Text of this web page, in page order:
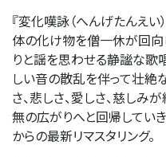
『変化嘆詠（へんげたんえい
体の化け物を僧一休が回向
りと謡を思わせる静謐な歌
しい音の散乱を伴って壮絶
さ、悲しさ、愛しさ、慈しみ
無の広がりへと回帰してい
からの最新リマスタリング。